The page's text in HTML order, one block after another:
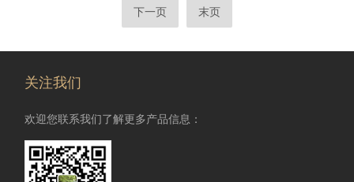
下一页 末页
关注我们
欢迎您联系我们了解更多产品信息：